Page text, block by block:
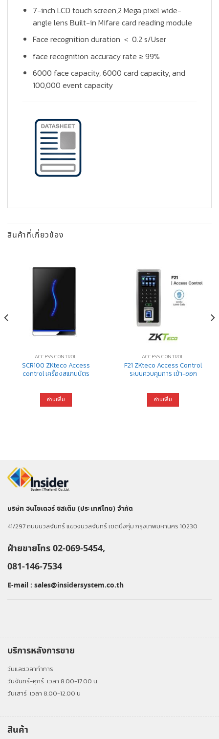
7-inch LCD touch screen,2 Mega pixel wide-
angle lens Built-in Mifare card reading module
Face recognition duration ＜ 0.2 s/User
face recognition accuracy rate ≥ 99%
6000 face capacity, 6000 card capacity, and
100,000 event capacity
สินค้าที่เกี่ยวข้อง
ACCESS CONTROL
SCR100 ZKteco Access
control เครื่องสแกนบัตร
อ่านเพิ่ม
ACCESS CONTROL
F21 ZKteco Access Control
ระบบควบคุมการ เข้า-ออก
อ่านเพิ่ม
บริษัท อินไซเดอร์ ซิสเต็ม (ประเทศไทย) จำกัด
41/297 ถนนนวลจันทร์ แขวงนวลจันทร์ เขตบึงกุ่ม กรุงเทพมหานคร 10230
ฝ่ายขายโทร 02-069-5454,
081-146-7534
E-mail : sales@insidersystem.co.th
บริการหลังการขาย
วันและเวลาทำการ
วันจันทร์-ศุกร์ เวลา 8.00-17.00 น.
วันเสาร์ เวลา 8.00-12.00 น
สินค้า